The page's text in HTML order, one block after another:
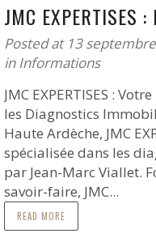
JMC EXPERTISES :
Posted at 13
inInformations
JMC EXPERTISES :
les Diagnostics
Haute Ardèche, JMC
spécialisée dans les
par Jean-Marc Viallet.
savoir-faire, JMC...
READ MORE